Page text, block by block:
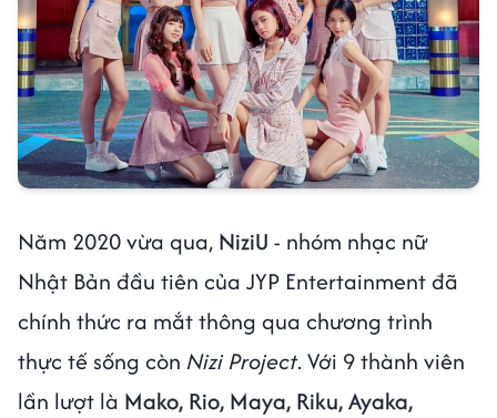
Năm 2020 vừa qua, NiziU - nhóm nhạc nữ
Nhật Bản đầu tiên của JYP Entertainment đã
chính thức ra mắt thông qua chương trình
thực tế sống còn Nizi Project. Với 9 thành viên
lần lượt là Mako, Rio, Maya, Riku, Ayaka,